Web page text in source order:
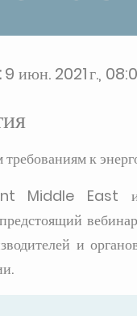
9 июн. 2021 г.,
к
Middle East
и